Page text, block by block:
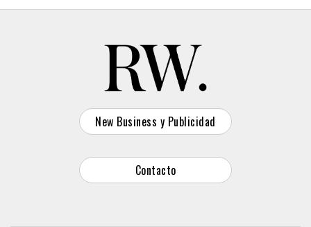
New Business y Publicidad
Contacto